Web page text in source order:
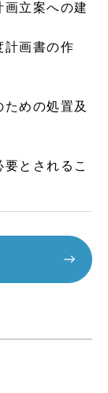
立案への建
画書の作
めの処置及
とされるこ